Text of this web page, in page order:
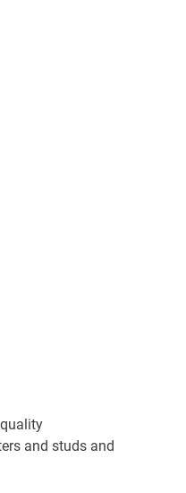
and studs and